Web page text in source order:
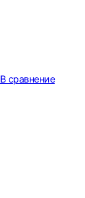
В сравнение